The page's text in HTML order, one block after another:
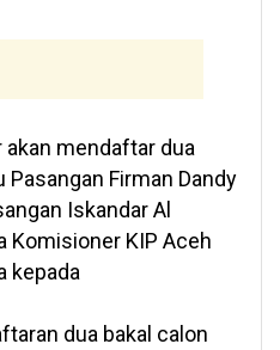
akan mendaftar dua
Firman Dandy
Iskandar Al
Komisioner KIP Aceh
kepada
dua bakal calon